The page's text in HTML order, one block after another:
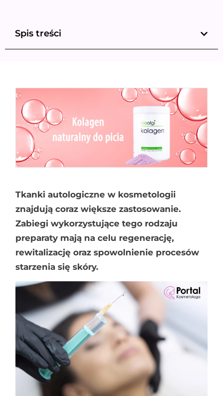
Spis treści
Tkanki autologiczne w kosmetologii
znajdują coraz większe zastosowanie.
Zabiegi wykorzystujące tego rodzaju
preparaty mają na celu regenerację,
rewitalizację oraz spowolnienie procesów
starzenia się skóry.